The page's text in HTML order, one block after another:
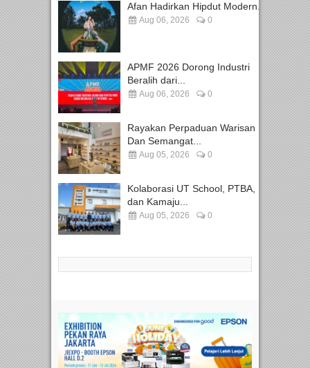
Afan Hadirkan Hipdut Modern...
Aug 06, 2026 0
APMF 2026 Dorong Industri
Beralih dari...
Aug 06, 2026 0
Rayakan Perpaduan Warisan
Dan Semangat...
Aug 05, 2026 0
Kolaborasi UT School, PTBA,
dan Kamaju...
Aug 05, 2026 0